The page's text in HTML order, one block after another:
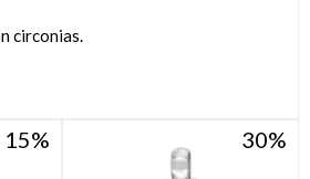
circonias.
15 30